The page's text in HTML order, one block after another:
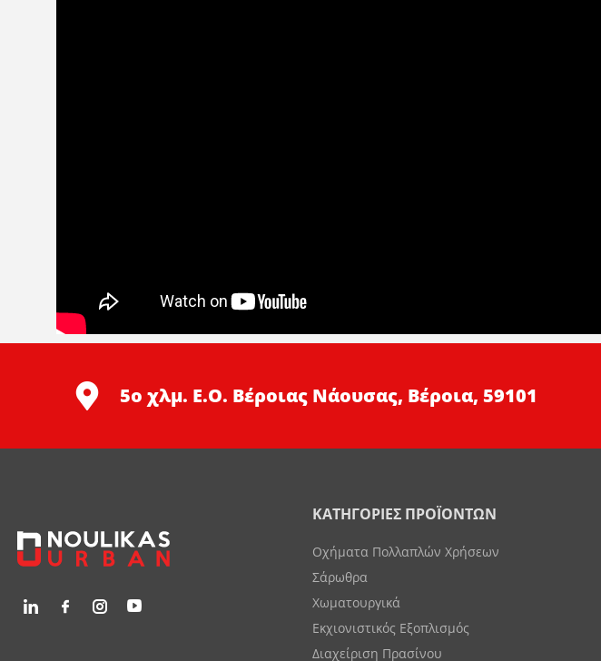
5ο χλμ. Ε.Ο. Βέροιας Νάουσας, Βέροια, 59101
ΚΑΤΗΓΟΡΙΕΣ ΠΡΟΪΟΝΤΩΝ
Οχήματα Πολλαπλών Χρήσεων
Σάρωθρα
Χωματουργικά
Εκχιονιστικός Εξοπλισμός
Διαχείριση Πρασίνου